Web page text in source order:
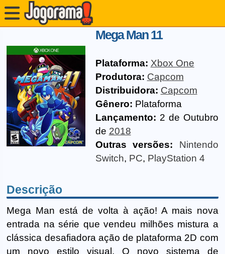
Mega Man 11
Plataforma: Xbox One
Produtora: Capcom
Distribuidora: Capcom
Gênero: Plataforma
Lançamento: 2 de Outubro
de 2018
Outras versões:
Nintendo
Switch, PC, PlayStation 4
Descrição
Mega Man está de volta à ação! A mais nova
entrada na série que vendeu milhões mistura a
clássica desafiadora ação de plataforma 2D com
um novo estilo visual. O novo sistema de